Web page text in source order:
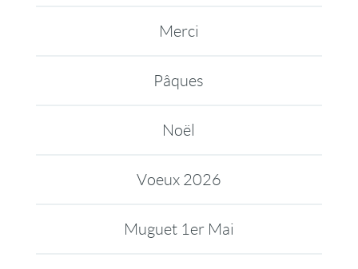
Merci
Pâques
Noël
Voeux 2026
Muguet 1er Mai